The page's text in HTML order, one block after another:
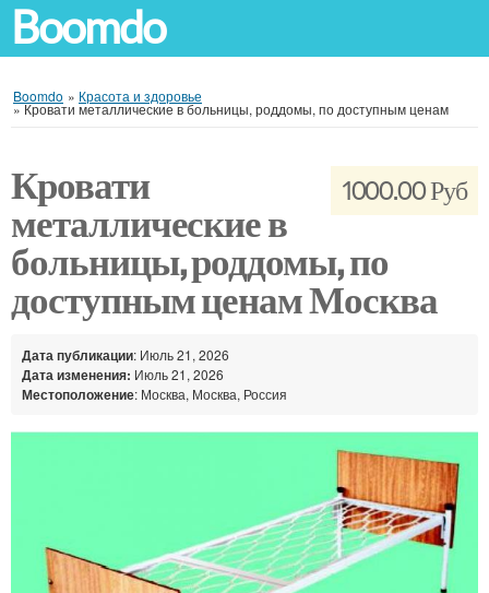
Boomdo
Boomdo » Красота и здоровье
»Кровати металлические в больницы, роддомы, по доступным ценам
1000.00 Руб
Кровати
металлические в
больницы, роддомы, по
доступным ценам Москва
Дата публикации: Июль 21, 2026
Дата изменения: Июль 21, 2026
Местоположение: Москва, Москва, Россия